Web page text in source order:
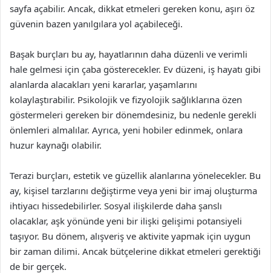
sayfa açabilir. Ancak, dikkat etmeleri gereken konu, aşırı öz
güvenin bazen yanılgılara yol açabileceği.
Başak burçları bu ay, hayatlarının daha düzenli ve verimli
hale gelmesi için çaba gösterecekler. Ev düzeni, iş hayatı gibi
alanlarda alacakları yeni kararlar, yaşamlarını
kolaylaştırabilir. Psikolojik ve fizyolojik sağlıklarına özen
göstermeleri gereken bir dönemdesiniz, bu nedenle gerekli
önlemleri almalılar. Ayrıca, yeni hobiler edinmek, onlara
huzur kaynağı olabilir.
Terazi burçları, estetik ve güzellik alanlarına yönelecekler. Bu
ay, kişisel tarzlarını değiştirme veya yeni bir imaj oluşturma
ihtiyacı hissedebilirler. Sosyal ilişkilerde daha şanslı
olacaklar, aşk yönünde yeni bir ilişki gelişimi potansiyeli
taşıyor. Bu dönem, alışveriş ve aktivite yapmak için uygun
bir zaman dilimi. Ancak bütçelerine dikkat etmeleri gerektiği
de bir gerçek.